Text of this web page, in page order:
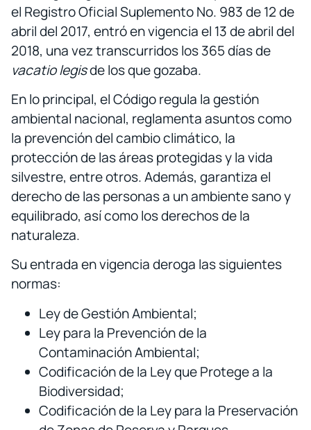
el Registro Oficial Suplemento No. 983 de 12 de
abril del 2017, entró en vigencia el 13 de abril del
2018, una vez transcurridos los 365 días de
vacatio legisde los que gozaba.
En lo principal, el Código regula la gestión
ambiental nacional, reglamenta asuntos como
la prevención del cambio climático, la
protección de las áreas protegidas y la vida
silvestre, entre otros. Además, garantiza el
derecho de las personas a un ambiente sano y
equilibrado, así como los derechos de la
naturaleza.
Su entrada en vigencia deroga las siguientes
normas:
Ley de Gestión Ambiental;
Ley para la Prevención de la
Contaminación Ambiental;
Codificación de la Ley que Protege a la
Biodiversidad;
Codificación de la Ley para la Preservación